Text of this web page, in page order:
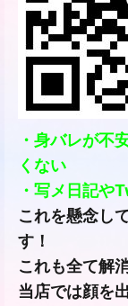
・身バレが不
くない
・写メ日記や
これを懸念し
す！
これも全て解
当店では顔を